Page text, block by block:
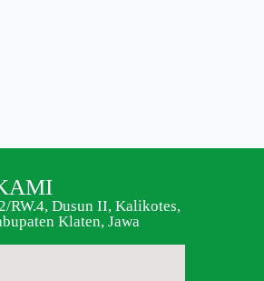
RW.4, Dusun II, Kalikotes,
Klaten, Jawa